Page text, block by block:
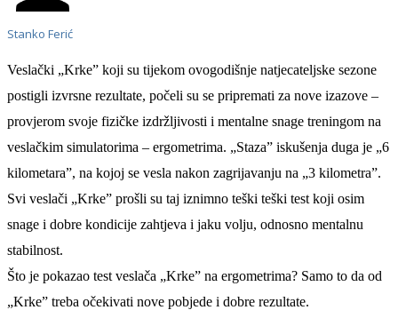
Stanko Ferić
Veslački „Krke” koji su tijekom ovogodišnje natjecateljske sezone
postigli izvrsne rezultate, počeli su se pripremati za nove izazove –
provjerom svoje fizičke izdržljivosti i mentalne snage treningom na
veslačkim simulatorima – ergometrima. „Staza” iskušenja duga je „6
kilometara”, na kojoj se vesla nakon zagrijavanju na „3 kilometra”.
Svi veslači „Krke” prošli su taj iznimno teški teški test koji osim
snage i dobre kondicije zahtjeva i jaku volju, odnosno mentalnu
stabilnost.
Što je pokazao test veslača „Krke” na ergometrima? Samo to da od
„Krke” treba očekivati nove pobjede i dobre rezultate.